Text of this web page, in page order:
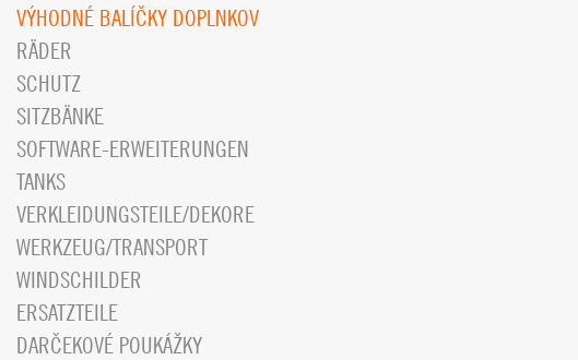
VÝHODNÉ BALÍČKY DOPLNKOV
RÄDER
SCHUTZ
SITZBÄNKE
SOFTWARE-ERWEITERUNGEN
TANKS
VERKLEIDUNGSTEILE/DEKORE
WERKZEUG/TRANSPORT
WINDSCHILDER
ERSATZTEILE
DARČEKOVÉ POUKÁŽKY